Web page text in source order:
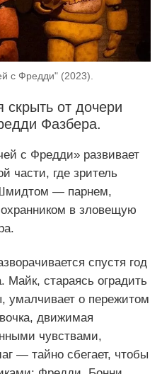
с Фредди" (2023).
от дочери
Фазбера.
с Фредди» развивает
части, где зритель
— парнем,
в зловещую
спустя год
Майк, стараясь оградить
умалчивает о пережитом
движимая
чувствами,
— тайно сбегает, чтобы